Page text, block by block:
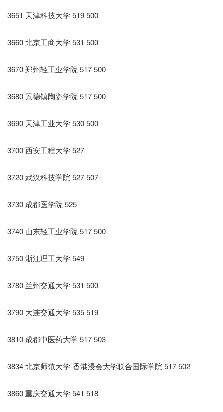
3651 天津科技大学 519 500
3660 北京工商大学 531 500
3670 郑州轻工业学院 517 500
3680 景德镇陶瓷学院 517 500
3690 天津工业大学 530 500
3700 西安工程大学 527
3720 武汉科技学院 527 507
3730 成都医学院 525
3740 山东轻工业学院 517 500
3750 浙江理工大学 549
3780 兰州交通大学 531 500
3790 大连交通大学 535 519
3810 成都中医药大学 517 503
3834 北京师范大学-香港浸会大学联合国际学院 517 502
3860 重庆交通大学 541 518